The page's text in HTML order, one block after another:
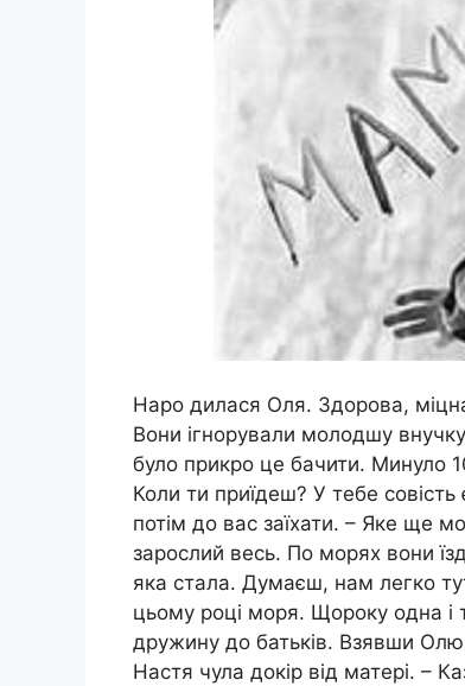
Наро дилася Оля. Здорова, міцна
Вони ігнорували молодшу
було прикро це бачити. Минуло
Коли ти приїдеш? У тебе
потім до вас заїхати. – Яке ще
зарослий весь. По морях вони
яка стала. Думаєш, нам легко
цьому році моря. Щороку одна і
дружину до батьків. Взявши
Настя чула докір від матері. –